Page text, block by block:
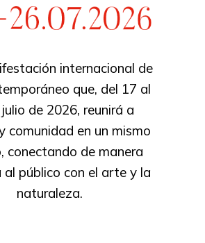
internacional de
que, del 17 al
de 2026, reunirá a
comunidad en un mismo
conectando de manera
al público con el arte y la
naturaleza.